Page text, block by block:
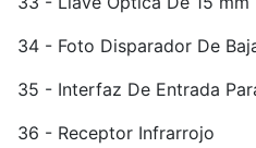
34 - Foto Disparador De
35 - Interfaz De Entrada
36 - Receptor Infrarrojo